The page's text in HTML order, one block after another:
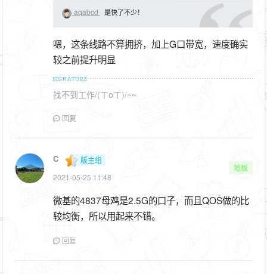
aqabcd 是快了不少！
嗯，这条线路不算拥挤，加上G口带宽，速度确实
较之前提升明显
找不到工作/(ㄒoㄒ)/~~
回复
C
版主组
2021-05-25 11:48
地板
微基的4837母鸡是2.5G的口子，而且QOS做的比
较均衡，所以用起来不错。
回复